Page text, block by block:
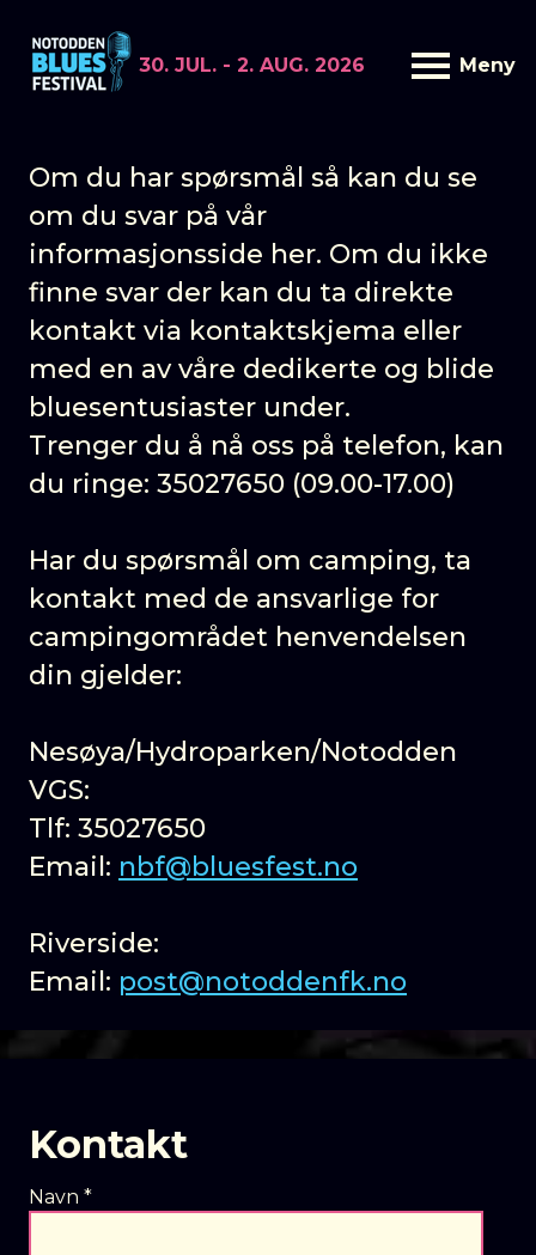
30. JUL. - 2. AUG. 2026 Meny
KONTAKT
Om du har spørsmål så kan du se
om du svar på vår
informasjonsside her. Om du ikke
finne svar der kan du ta direkte
kontakt via kontaktskjema eller
med en av våre dedikerte og blide
bluesentusiaster under.
Trenger du å nå oss på telefon, kan
du ringe: 35027650 (09.00-17.00)
Har du spørsmål om camping, ta
kontakt med de ansvarlige for
campingområdet henvendelsen
din gjelder:
Nesøya/Hydroparken/Notodden
VGS:
Tlf: 35027650
Email: nbf@bluesfest.no
Riverside:
Email: post@notoddenfk.no
Kontakt
Navn *